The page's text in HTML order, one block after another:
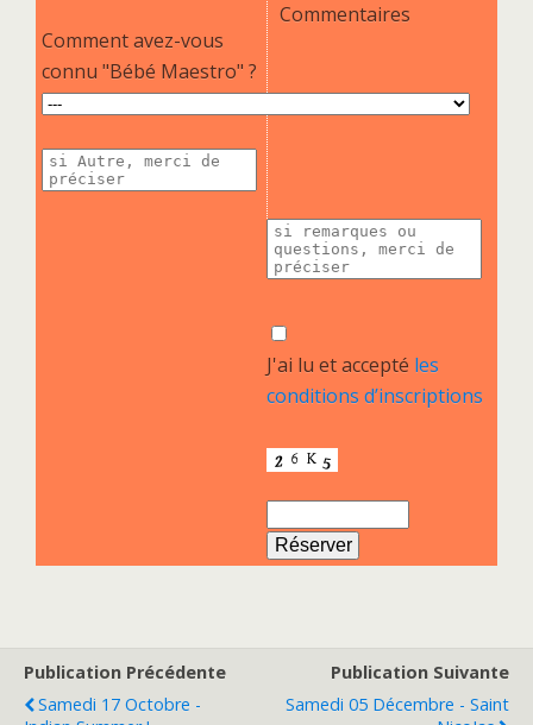
Comment avez-vous
connu "Bébé Maestro" ?
Commentaires
J'ai lu et accepté les
conditions d’inscriptions
Publication Précédente
Samedi 17 Octobre -
Publication Suivante
Samedi 05 Décembre - Saint